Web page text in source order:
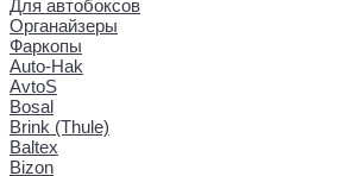
Для автобоксов
Органайзеры
Фаркопы
Auto-Hak
AvtoS
Bosal
Brink (Thule)
Baltex
Bizon